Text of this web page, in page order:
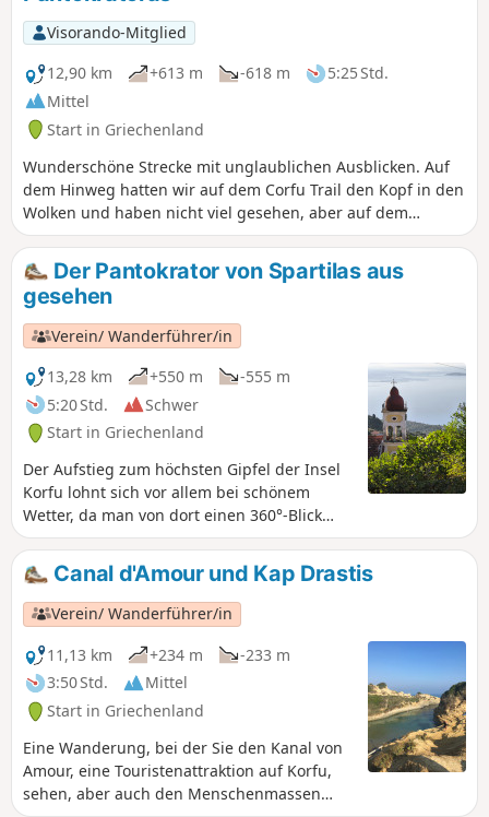
Visorando-Mitglied
12,90 km
+613 m -618 m
5:25 Std.
Mittel
Start in Griechenland
Wunderschöne Strecke mit unglaublichen Ausblicken. Auf
dem Hinweg hatten wir auf dem Corfu Trail den Kopf in den
Wolken und haben nicht viel gesehen, aber auf dem
Rückweg über den Corfu Path haben wir die Strecke nicht
gekreuzt. Auf dem Rückweg sind wir durch Olivenhaine
gelaufen, mit einem atemberaubenden Blick auf die Bucht
von Korfu.
Der Pantokrator von Spartilas aus
gesehen
Verein/ Wanderführer/in
13,28 km
+550 m
-555 m
5:20 Std.
Schwer
Start in Griechenland
Der Aufstieg zum höchsten Gipfel der Insel
Korfu lohnt sich vor allem bei schönem
Wetter, da man von dort einen 360°-Blick
über die gesamte Insel hat. Auf dem Gipfel
des Pantokrator befindet sich ein hübsches
Kloster, das besichtigt werden kann. Der
Aufstieg führt durch verschiedene
Landschaftstypen.
Canal d'Amour und Kap Drastis
Verein/ Wanderführer/in
11,13 km
+234 m
-233 m
3:50 Std.
Mittel
Start in Griechenland
Eine Wanderung, bei der Sie den Kanal von
Amour, eine Touristenattraktion auf Korfu,
sehen, aber auch den Menschenmassen